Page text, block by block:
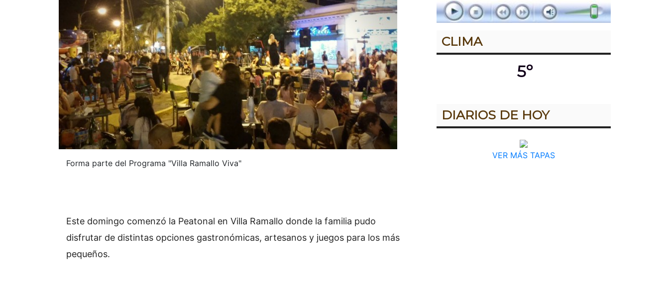
Forma parte del Programa "Villa Ramallo Viva"
Este domingo comenzó la Peatonal en Villa Ramallo donde la familia pudo
disfrutar de distintas opciones gastronómicas, artesanos y juegos para los más
pequeños.
CLIMA
5º
DIARIOS DE HOY
VER MÁS TAPAS